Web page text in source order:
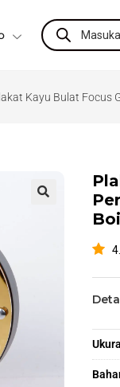
Kayu Bulat Focus